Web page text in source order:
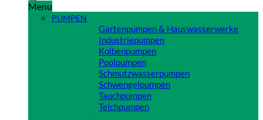
Menu
PUMPEN
Gartenpumpen & Hauswasserwerke
Industriepumpen
Kolbenpumpen
Poolpumpen
Schmutzwasserpumpen
Schwengelpumpen
Tauchpumpen
Teichpumpen